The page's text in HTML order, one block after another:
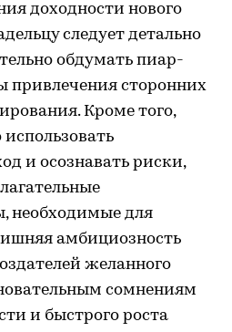
доходности нового
следует детально
обдумать пиар-
привлечения сторонних
Кроме того,
и осознавать риски,
необходимые для
амбициозность
желанного
сомнениям
и быстрого роста